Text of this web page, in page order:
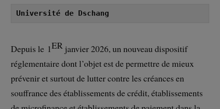
Université de Dschang
Depuis le 1ER janvier 2026, un nouveau dispositif
réglementaire dont l’objet est de permettre de mieux
prévenir et surtout de lutter contre les créances en
souffrance des établissements de crédit, établissements